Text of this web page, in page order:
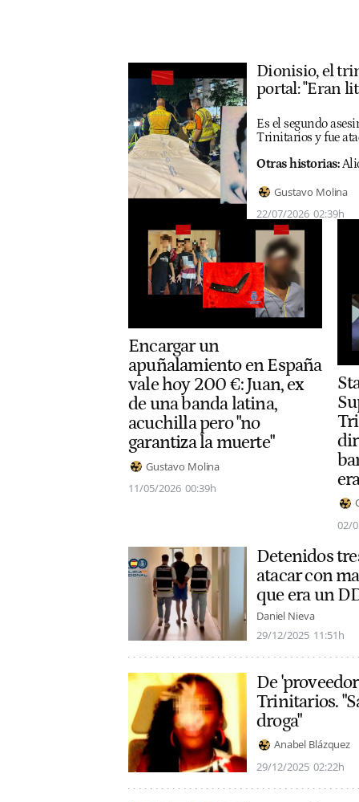
Dionisio, el
portal: "Eran
Es el segundo
Trinitarios y fue
Otras historias:
Gustavo Molina
22/07/2026 02:39h
Encargar un
apuñalamiento en España
vale hoy 200 €: Juan, ex
de una banda latina,
acuchilla pero "no
garantiza la muerte"
Gustavo Molina
11/05/2026 00:39h
02/
Detenidos
atacar con
que era un
Daniel Nieva
29/12/2025 11:51h
De
Trinitarios.
droga"
Anabel Blázquez
29/12/2025 02:22h